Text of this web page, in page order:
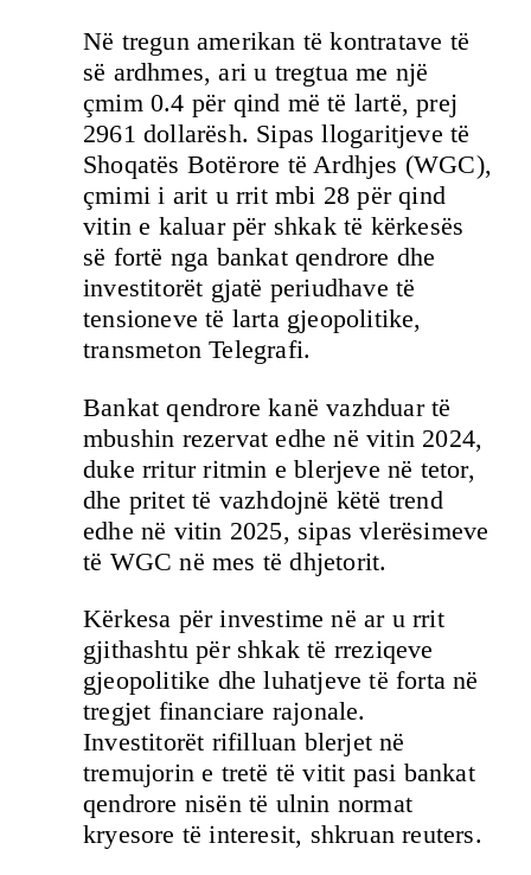
Në tregun amerikan të kontratave të
së ardhmes, ari u tregtua me një
çmim 0.4 për qind më të lartë, prej
2961 dollarësh. Sipas llogaritjeve të
Shoqatës Botërore të Ardhjes (WGC),
çmimi i arit u rrit mbi 28 për qind
vitin e kaluar për shkak të kërkesës
së fortë nga bankat qendrore dhe
investitorët gjatë periudhave të
tensioneve të larta gjeopolitike,
transmeton Telegrafi.
Bankat qendrore kanë vazhduar të
mbushin rezervat edhe në vitin 2024,
duke rritur ritmin e blerjeve në tetor,
dhe pritet të vazhdojnë këtë trend
edhe në vitin 2025, sipas vlerësimeve
të WGC në mes të dhjetorit.
Kërkesa për investime në ar u rrit
gjithashtu për shkak të rreziqeve
gjeopolitike dhe luhatjeve të forta në
tregjet financiare rajonale.
Investitorët rifilluan blerjet në
tremujorin e tretë të vitit pasi bankat
qendrore nisën të ulnin normat
kryesore të interesit, shkruan reuters.